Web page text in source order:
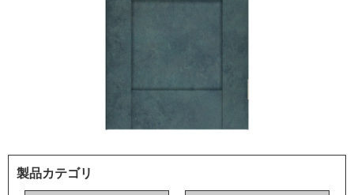
製品カテゴリ